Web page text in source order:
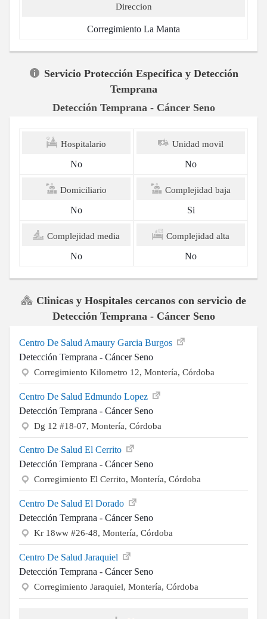
Direccion
Corregimiento La Manta
Servicio Protección Especifica y Detección
Temprana
Detección Temprana - Cáncer Seno
Hospitalario
No
Unidad movil
No
Domiciliario
No
Complejidad baja
Si
Complejidad media
No
Complejidad alta
No
Clinicas y Hospitales cercanos con servicio de
Detección Temprana - Cáncer Seno
Centro De Salud Amaury Garcia Burgos
Detección Temprana - Cáncer Seno
Corregimiento Kilometro 12, Montería, Córdoba
Centro De Salud Edmundo Lopez
Detección Temprana - Cáncer Seno
Dg 12 #18-07, Montería, Córdoba
Centro De Salud El Cerrito
Detección Temprana - Cáncer Seno
Corregimiento El Cerrito, Montería, Córdoba
Centro De Salud El Dorado
Detección Temprana - Cáncer Seno
Kr 18ww #26-48, Montería, Córdoba
Centro De Salud Jaraquiel
Detección Temprana - Cáncer Seno
Corregimiento Jaraquiel, Montería, Córdoba